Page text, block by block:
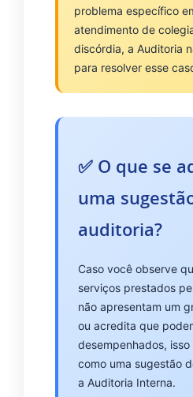
problema específico
atendimento de
discórdia, a Auditoria
para resolver esse
✅ O que se
uma
auditoria?
Caso você observe
serviços prestados
não apresentam um
ou acredita que
desempenhados,
como uma sugestão
a Auditoria Interna.